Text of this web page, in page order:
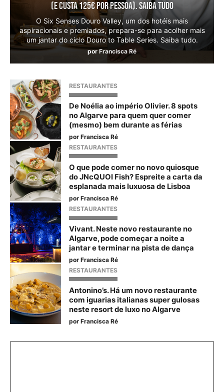
(e custa 125€ por pessoa). Saiba tudo
O Six Senses Douro Valley, um dos hotéis mais
aspiracionais e premiados, prepara-se para acolher mais
um jantar do ciclo Douro to Table Series. Saiba tudo.
por Francisca Ré
RESTAURANTES
De Noélia ao império Olivier. 8 spots
no Algarve para quem quer comer
(mesmo) bem durante as férias
por Francisca Ré
RESTAURANTES
O que pode comer no novo quiosque
do JNcQUOI Fish? Espreite a carta da
esplanada mais luxuosa de Lisboa
por Francisca Ré
RESTAURANTES
Vivant. Neste novo restaurante no
Algarve, pode começar a noite a
jantar e terminar na pista de dança
por Francisca Ré
RESTAURANTES
Antonino’s. Há um novo restaurante
com iguarias italianas super gulosas
neste resort de luxo no Algarve
por Francisca Ré